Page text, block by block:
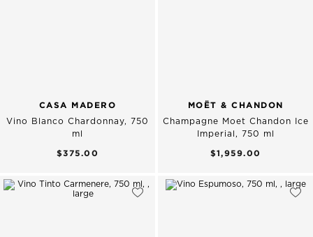
CASA MADERO
Vino Blanco Chardonnay, 750
ml
$375.00
MOËT & CHANDON
Champagne Moet Chandon Ice
Imperial, 750 ml
$1,959.00